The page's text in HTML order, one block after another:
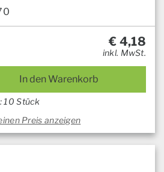
€ 4,18
inkl. MwSt.
In den Warenkorb
10 Stück
Preis anzeigen